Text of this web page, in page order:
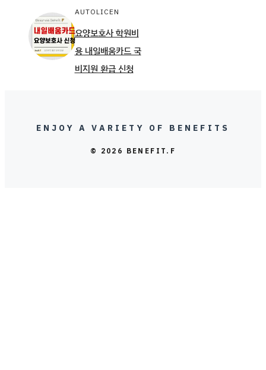
AUTOLICEN
요양보호사 학원비
용 내일배움카드 국
비지원 환급 신청
ENJOY A VARIETY OF BENEFITS
© 2026 BENEFIT.F